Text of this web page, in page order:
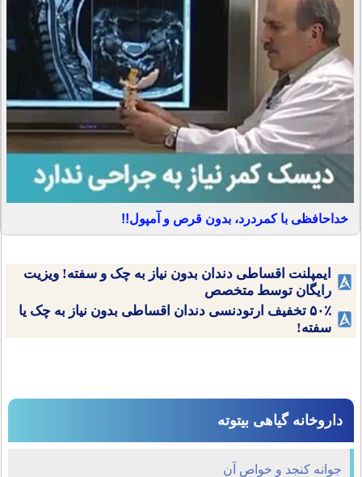
خداحافظی با کمردرد، بدون قرص و آمپول!!
ایمپلنت اقساطی دندان بدون نیاز به چک و سفته! ویزیت
رایگان توسط متخصص
۵۰٪ تخفیف ارتودنسی دندان اقساطی بدون نیاز به چک یا
سفته!
داروخانه گیاهی بیتوته
جوانه کنجد و خواص آن